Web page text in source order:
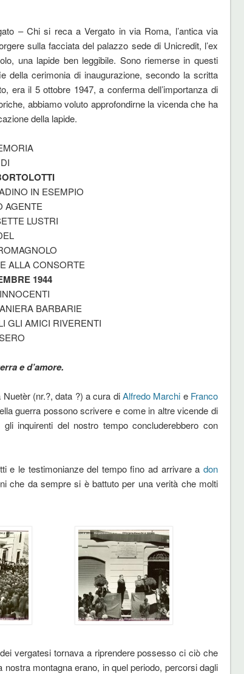
– Chi si reca a Vergato in via Roma, l’antica via
sulla facciata del palazzo sede di Unicredit, l’ex
una lapide ben leggibile. Sono riemerse in questi
della cerimonia di inaugurazione, secondo la scritta
era il 5 ottobre 1947, a conferma dell’importanza di
abbiamo voluto approfondirne la vicenda che ha
della lapide.
DI
IN ESEMPIO
AGENTE
LUSTRI
ALLA CONSORTE
1944
BARBARIE
GLI AMICI RIVERENTI
e d’amore.
(nr.?, data ?) a cura diAlfredo Marchi e Franco
guerra possono scrivere e come in altre vicende di
inquirenti del nostro tempo concluderebbero con
e le testimonianze del tempo fino ad arrivare a don
che da sempre si è battuto per una verità che molti
vergatesi tornava a riprendere possesso ci ciò che
montagna erano, in quel periodo, percorsi dagli